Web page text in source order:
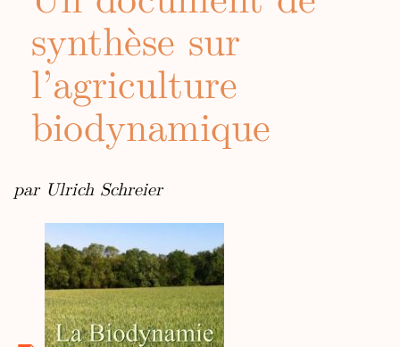
synthèse sur
l’agriculture
biodynamique
par Ulrich Schreier